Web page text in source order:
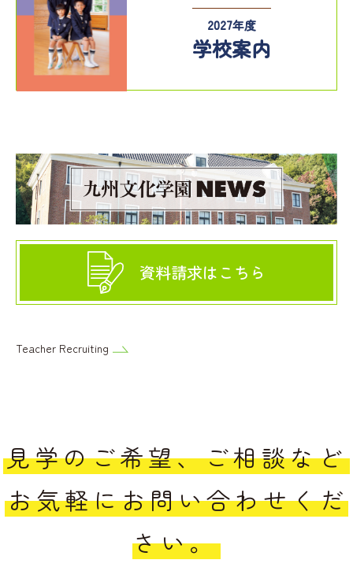
2027年度
学校案内
資料請求はこちら
Teacher Recruiting
見学のご希望、ご相談など
お気軽にお問い合わせくだ
さい。